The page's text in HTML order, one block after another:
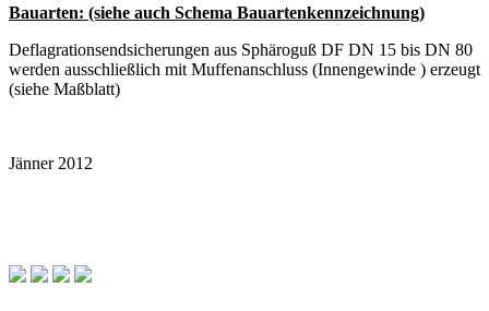
Bauarten: (siehe auch Schema Bauartenkennzeichnung)
Deflagrationsendsicherungen aus Sphäroguß DF DN 15 bis DN 80
werden ausschließlich mit Muffenanschluss (Innengewinde ) erzeugt
(siehe Maßblatt)
Jänner 2012